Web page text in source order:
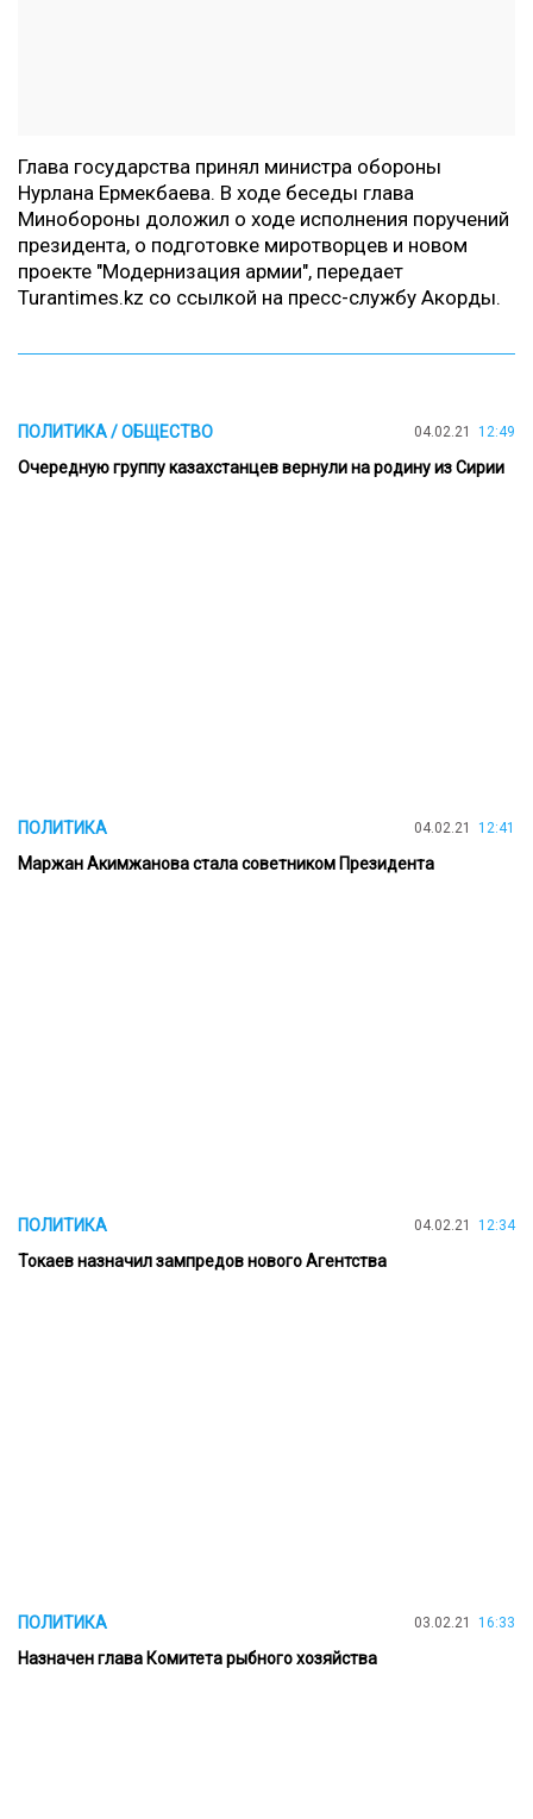
Глава государства принял министра обороны
Нурлана Ермекбаева. В ходе беседы глава
Минобороны доложил о ходе исполнения поручений
президента, о подготовке миротворцев и новом
проекте "Модернизация армии", передает
Turantimes.kz со ссылкой на пресс-службу Акорды.
ПОЛИТИКА / ОБЩЕСТВО 04.02.21 12:49
Очередную группу казахстанцев вернули на родину из Сирии
ПОЛИТИКА 04.02.21 12:41
Маржан Акимжанова стала советником Президента
ПОЛИТИКА 04.02.21 12:34
Токаев назначил зампредов нового Агентства
ПОЛИТИКА 03.02.21 16:33
Назначен глава Комитета рыбного хозяйства